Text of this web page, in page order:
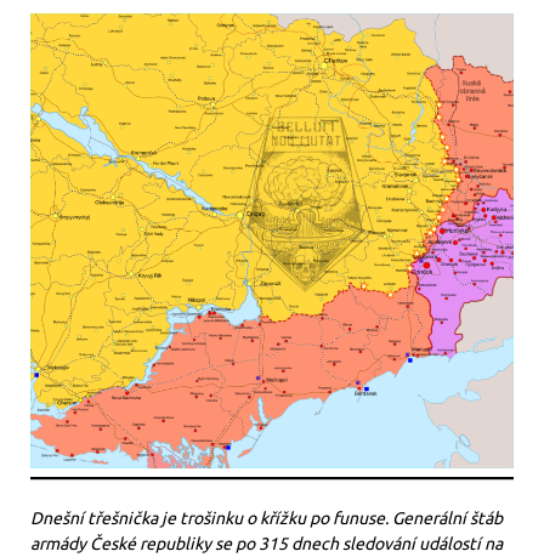
Dnešní třešnička je trošinku o křížku po funuse. Generální štáb
armády České republiky se po 315 dnech sledování událostí na